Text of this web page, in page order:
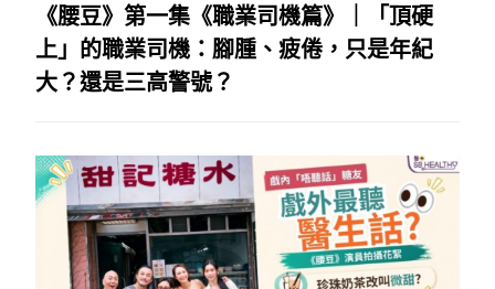
《腰豆》第一集《職業司機篇》｜「頂硬
上」的職業司機：腳腫、疲倦，只是年紀
大？還是三高警號？